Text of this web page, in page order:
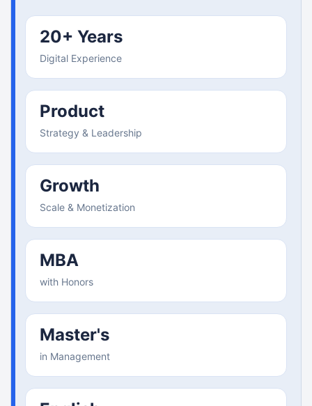
20+ Years
Digital Experience
Product
Strategy & Leadership
Growth
Scale & Monetization
MBA
with Honors
Master's
in Management